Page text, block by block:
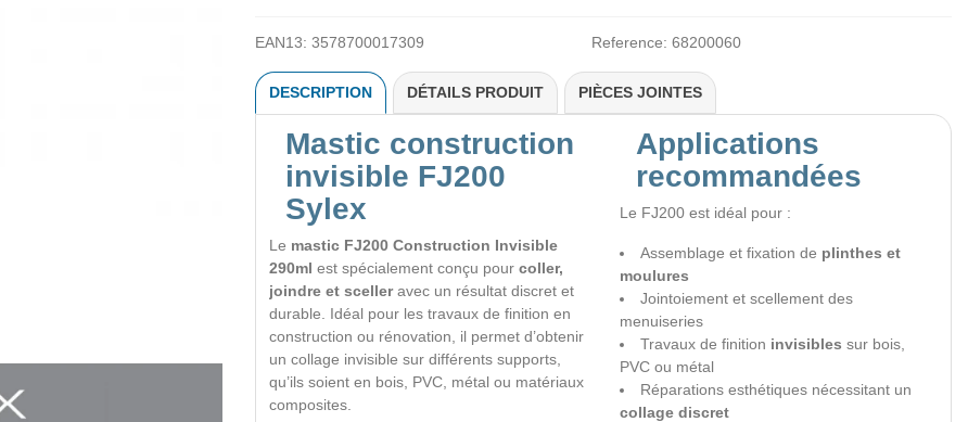
EAN13: 3578700017309 Reference: 68200060
DESCRIPTION DÉTAILS PRODUIT PIÈCES JOINTES
Mastic construction
invisible FJ200
Sylex
Le mastic FJ200 Construction Invisible
290ml est spécialement conçu pour coller,
joindre et scelleravec un résultat discret et
durable. Idéal pour les travaux de finition en
construction ou rénovation, il permet d’obtenir
un collage invisible sur différents supports,
qu’ils soient en bois, PVC, métal ou matériaux
composites.
Applications
recommandées
Le FJ200 est idéal pour :
Assemblage et fixation de plinthes et
moulures
Jointoiement et scellement des
menuiseries
Travaux de finition invisibles sur bois,
PVC ou métal
Réparations esthétiques nécessitant un
collage discret